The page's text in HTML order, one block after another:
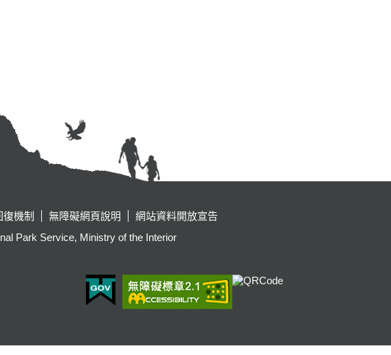
復機制 無障礙網頁說明
網站資料開放宣告
Park Service, Ministry of the Interior